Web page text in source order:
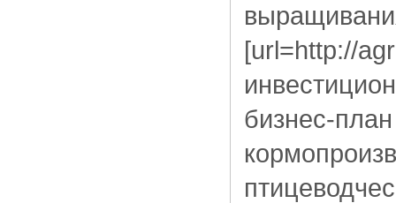
[url=http://
бизнес-